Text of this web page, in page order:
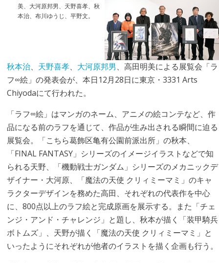
美、大河原邦男、天野喜孝、秋
本治、布川ゆうじ、平野文。
秋本治、 天野喜孝、 大河原邦男、高田明美による展覧会「ラ
フ∞絵」の発表会が、本日12月28日に東京・3331 Arts
Chiyodaにて行われた。
「ラフ∞絵」はマンガのネーム、アニメの絵コンテなど、作
品になる前のラフを通じて、作品が生み出される瞬間に迫る
展覧会。「こちら葛飾区亀有公園前派出所」の秋本、
「FINAL FANTASY」シリーズのイメージイラストなどで知
られる天野、「機動戦士ガンダム」シリーズのメカニックデ
ザイナー・大河原、「魔法の天使 クリィミーマミ」のキャ
ラクターデザインを務めた高田、それぞれの代表作を中心
に、800点以上のラフ絵と完成原画を展示する。また「チェ
ンジ・アンド・チャレンジ」と題し、秋本が描く「装甲騎兵
ボトムズ」、天野が描く「魔法の天使 クリィミーマミ」と
いったようにそれぞれが他者のイラストを描く企画も行う。